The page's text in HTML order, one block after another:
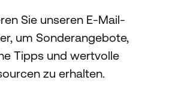
Sie unseren E-Mail-
um Sonderangebote,
Tipps und wertvolle
zu erhalten.